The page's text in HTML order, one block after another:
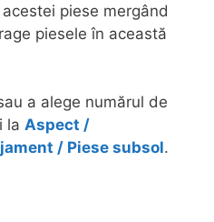
piese mergând
piesele în această
a alege numărul de
la Aspect /
/ Piese subsol.